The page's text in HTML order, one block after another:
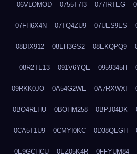
06VLOMOD 0755T7I3 077IRTEG
07FH6X4N 07TQ4ZU9 07UES9ES
08DIX912 08EH3GS2 08EKQPQ9
08R2TE13 091V6YQE 0959345H
09RKK0JO 0A54G2WE 0A7RXWXI
0BO4RLHU 0BOHM258 0BPJ04DK
0CA5T1U9 0CMYI0KC 0D38QEGH
0E9GCHCU 0EZ05K4R 0FFYUM84